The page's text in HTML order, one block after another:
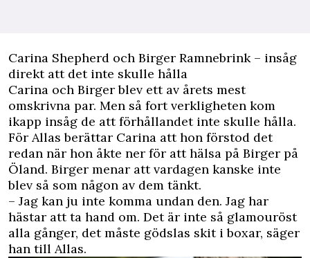
Carina Shepherd och Birger Ramnebrink – insåg
direkt att det inte skulle hålla
Carina och Birger blev ett av årets mest
omskrivna par. Men så fort verkligheten kom
ikapp insåg de att förhållandet inte skulle hålla.
För Allas berättar Carina att hon förstod det
redan när hon åkte ner för att hälsa på Birger på
Öland. Birger menar att vardagen kanske inte
blev så som någon av dem tänkt.
– Jag kan ju inte komma undan den. Jag har
hästar att ta hand om. Det är inte så glamouröst
alla gånger, det måste gödslas skit i boxar, säger
han till Allas.